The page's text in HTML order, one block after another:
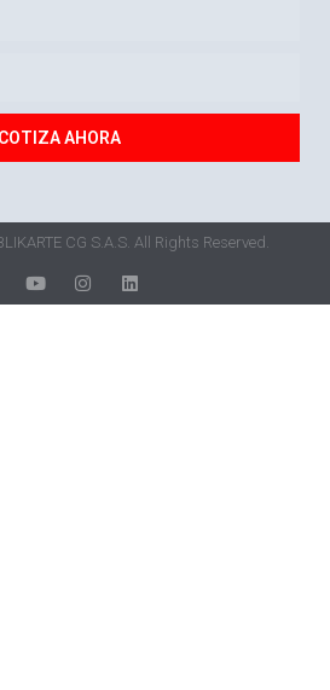
COTIZA AHORA
CG S.A.S. All Rights Reserved.